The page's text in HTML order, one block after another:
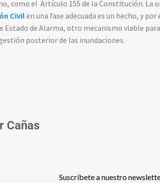
como el Artículo 155 de la Constitución. La
Civilen una fase adecuada es un hecho, y
Estado de Alarma, otro mecanismo viable
posterior de las inundaciones.
Cañas
Suscríbete a nuestro